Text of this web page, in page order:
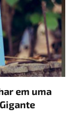
em uma